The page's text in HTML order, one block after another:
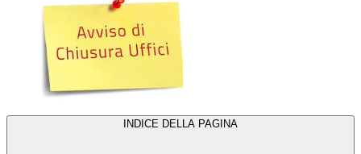
INDICE DELLA PAGINA